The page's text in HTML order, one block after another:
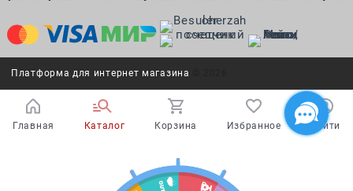
Платформа для интернет магазина
Главная Каталог Корзина Избранное Войти